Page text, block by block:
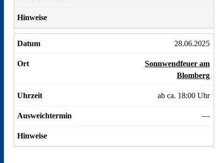
28.06.2025
Sonnwendfeuer am
Blomberg
ab ca. 18:00 Uhr
—